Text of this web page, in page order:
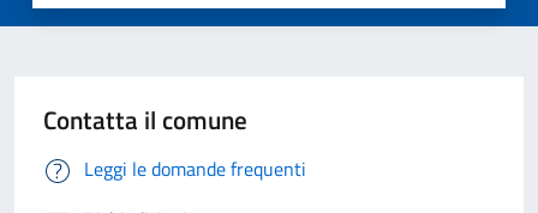
Contatta il comune
Leggi le domande frequenti